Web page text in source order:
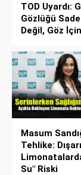
TOD Uyardı:
Gözlüğü
Değil, Göz
Masum
Tehlike:
Su" Riski